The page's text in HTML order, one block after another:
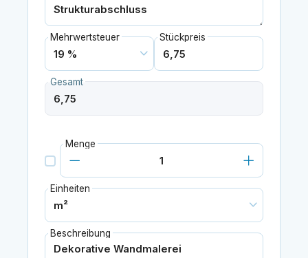
Mehrwertsteuer Stückpreis
Gesamt
Menge
Einheiten
Beschreibung